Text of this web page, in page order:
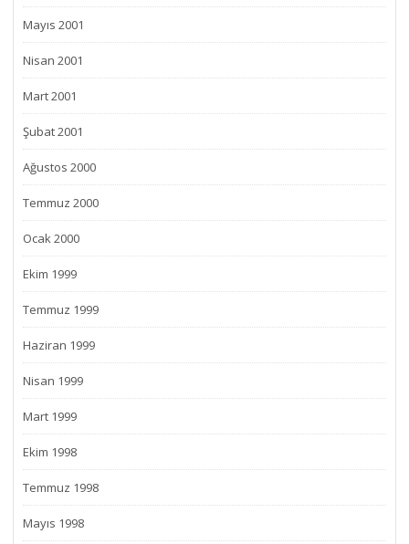
Mayıs 2001
Nisan 2001
Mart 2001
Şubat 2001
Ağustos 2000
Temmuz 2000
Ocak 2000
Ekim 1999
Temmuz 1999
Haziran 1999
Nisan 1999
Mart 1999
Ekim 1998
Temmuz 1998
Mayıs 1998